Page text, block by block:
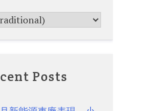
Posts